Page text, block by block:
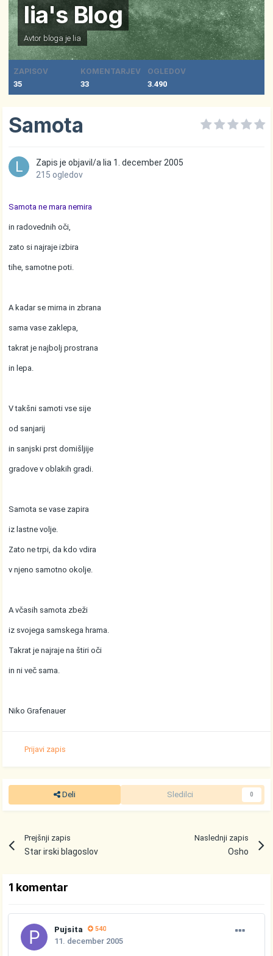
lia's Blog
Avtor bloga je lia
ZAPISOV
35
KOMENTARJEV
33
OGLEDOV
3.490
Samota
Zapis je objavil/a lia 1. december 2005
215 ogledov
Samota ne mara nemira
in radovednih oči,
zato si najraje izbira
tihe, samotne poti.
A kadar se mirna in zbrana
sama vase zaklepa,
takrat je najbolj prostrana
in lepa.
V takšni samoti vse sije
od sanjarij
in sanjski prst domišljije
gradove v oblakih gradi.
Samota se vase zapira
iz lastne volje.
Zato ne trpi, da kdo vdira
v njeno samotno okolje.
A včasih samota zbeži
iz svojega samskega hrama.
Takrat je najraje na štiri oči
in ni več sama.
Niko Grafenauer
Prijavi zapis
Deli Sledilci 0
Prejšnji zapis
Star irski blagoslov
Naslednji zapis
Osho
1 komentar
Pujsita 540
11. december 2005